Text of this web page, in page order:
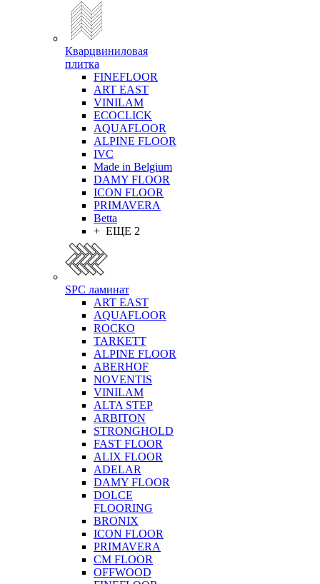
Кварцвиниловая
плитка
FINEFLOOR
ART EAST
VINILAM
ECOCLICK
AQUAFLOOR
ALPINE FLOOR
IVC
Made in Belgium
DAMY FLOOR
ICON FLOOR
PRIMAVERA
Betta
+ ЕЩЕ 2
SPC ламинат
ART EAST
AQUAFLOOR
ROCKO
TARKETT
ALPINE FLOOR
ABERHOF
NOVENTIS
VINILAM
ALTA STEP
ARBITON
STRONGHOLD
FAST FLOOR
ALIX FLOOR
ADELAR
DAMY FLOOR
DOLCE
FLOORING
BRONIX
ICON FLOOR
PRIMAVERA
CM FLOOR
OFFWOOD